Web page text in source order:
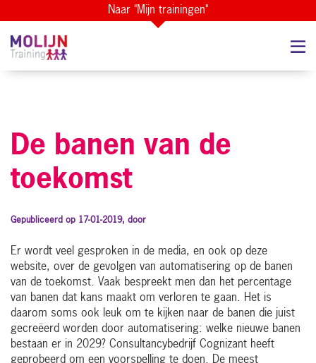
Naar "Mijn trainingen"
De banen van de
toekomst
Gepubliceerd op 17-01-2019, door
Er wordt veel gesproken in de media, en ook op deze
website, over de gevolgen van automatisering op de banen
van de toekomst. Vaak bespreekt men dan het percentage
van banen dat kans maakt om verloren te gaan. Het is
daarom soms ook leuk om te kijken naar de banen die juist
gecreëerd worden door automatisering: welke nieuwe banen
bestaan er in 2029? Consultancybedrijf Cognizant heeft
geprobeerd om een voorspelling te doen. De meest